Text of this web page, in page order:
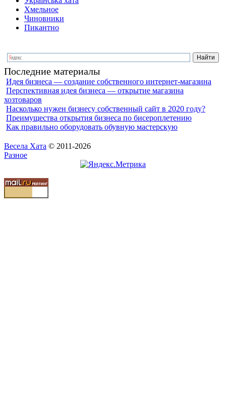
Хмельное
Чиновники
Пикантно
Последние материалы
Идея бизнеса — создание собственного интернет-магазина
Перспективная идея бизнеса — открытие магазина
хозтоваров
Насколько нужен бизнесу собственный сайт в 2020 году?
Преимущества открытия бизнеса по бисероплетению
Как правильно оборудовать обувную мастерскую
Весела Хата © 2011-2026
Разное